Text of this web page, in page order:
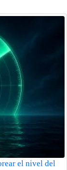
el nivel del